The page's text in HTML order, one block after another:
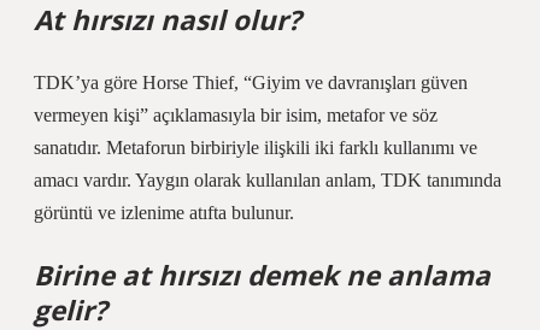
At hırsızı nasıl olur?
TDK’ya göre Horse Thief, “Giyim ve davranışları güven
vermeyen kişi” açıklamasıyla bir isim, metafor ve söz
sanatıdır. Metaforun birbiriyle ilişkili iki farklı kullanımı ve
amacı vardır. Yaygın olarak kullanılan anlam, TDK tanımında
görüntü ve izlenime atıfta bulunur.
Birine at hırsızı demek ne anlama
gelir?